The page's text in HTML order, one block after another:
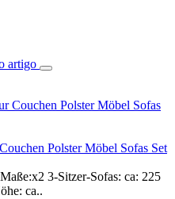
artigo
Polster Möbel Sofas Set
3-Sitzer-Sofas: ca: 225
ca..